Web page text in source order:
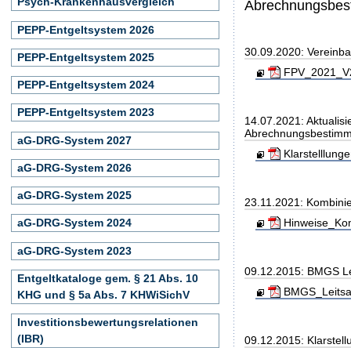
30.09.2020:
14.07.2021:
23.11.2021:
09.12.2015: BMGS
09.12.2015:
PEPP-Entgeltsystem 2026
PEPP-Entgeltsystem 2025
PEPP-Entgeltsystem 2024
PEPP-Entgeltsystem 2023
aG-DRG-System 2027
aG-DRG-System 2026
aG-DRG-System 2025
aG-DRG-System 2024
aG-DRG-System 2023
Entgeltkataloge gem. § 21 Abs. 10
KHG und § 5a Abs. 7 KHWiSichV
Investitionsbewertungsrelationen
(IBR)